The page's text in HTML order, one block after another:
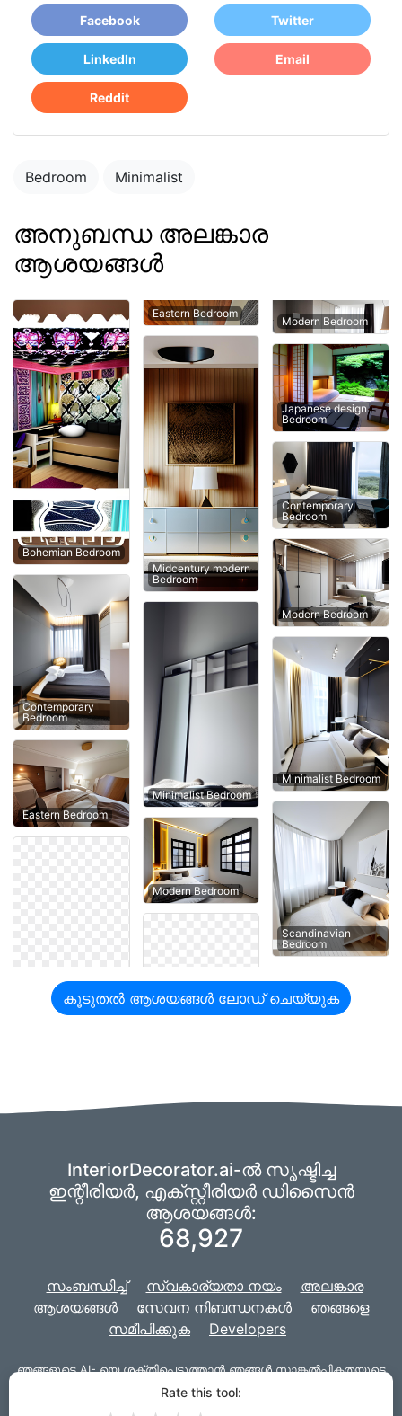
Facebook Twitter
LinkedIn Email
Reddit
Bedroom Minimalist
അനുബന്ധ അലങ്കാര
ആശയങ്ങൾ
Bohemian Bedroom
Contemporary
Bedroom
Eastern Bedroom
Eastern Bedroom
Midcentury modern
Bedroom
Minimalist Bedroom
Modern Bedroom
Modern Bedroom
Japanese design
Bedroom
Contemporary
Bedroom
Modern Bedroom
Minimalist Bedroom
Scandinavian
Bedroom
കൂടുതൽ ആശയങ്ങൾ ലോഡ് ചെയ്യുക
InteriorDecorator.ai-ൽ സൃഷ്ടിച്ച
ഇന്റീരിയർ, എക്സ്റ്റീരിയർ ഡിസൈൻ
ആശയങ്ങൾ:
68,927
സംബന്ധിച്ച് സ്വകാര്യതാ നയം
അലങ്കാര
ആശയങ്ങൾ
സേവന നിബന്ധനകൾ
ഞങ്ങളെ
സമീപിക്കുക
Developers
ഞങ്ങളുടെAI-യെ ശക്തിപ്പെടുത്താൻ ഞങ്ങൾ സാങ്കൽപ്പികതയുടെ
ഒരു ഫോർക്ക് ഉപയോഗിക്കുന്നു,
ഞങ്ങളുടെ പ്രോജക്‌റ്റ്
Rate this tool: